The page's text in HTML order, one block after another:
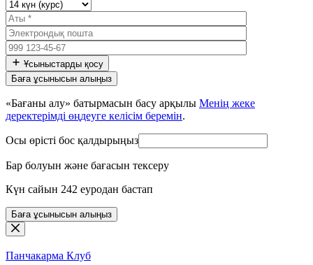
Ұсыныстарды қосу
«Бағаны алу» батырмасын басу арқылы Менің жеке
деректерімді өңдеуге келісім беремін.
Осы өрісті бос қалдырыңыз
Бар болуын және бағасын тексеру
Күн сайын 242 еуродан бастап
Баға ұсынысын алыңыз
Панчакарма Клуб